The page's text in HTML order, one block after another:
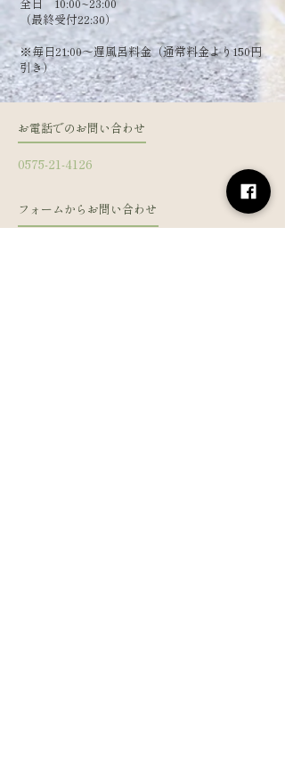
（最終受付22:30）
​※毎日21:00～遅風呂料金（通常料金より150円
引き）
お電話でのお問い合わせ
0575-21-4126
フォームからお問い合わせ